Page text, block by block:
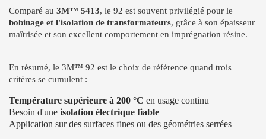
Comparé au 3M™ 5413, le 92 est souvent privilégié pour le
bobinage et l'isolation de transformateurs, grâce à son épaisseur
maîtrisée et son excellent comportement en imprégnation résine.
En résumé, le 3M™ 92 est le choix de référence quand trois
critères se cumulent :
Température supérieure à 200 °C en usage continu
Besoin d'une isolation électrique fiable
Application sur des surfaces fines ou des géométries serrées